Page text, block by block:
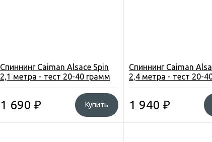
Спиннинг Caiman Alsace Spin
2,1 метра - тест 20-40 грамм
1 690 ₽ Купить
Спиннинг Caiman
2,4 метра - тест 20-
1 940 ₽